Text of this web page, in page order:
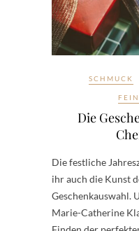
SCHMUCK
Die
Die festliche
ihr auch die Kunst
Geschenkauswahl.
Marie-Catherine